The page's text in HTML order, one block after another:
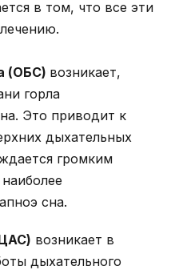
в том, что все эти
(ОБС) возникает,
горла
Это приводит к
дыхательных
громким
сна.
возникает в
дыхательного